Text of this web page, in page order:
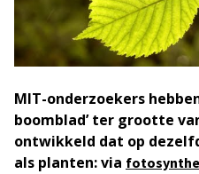
MIT-onderzoekers
boomblad’ ter grootte
ontwikkeld dat op
als planten: via